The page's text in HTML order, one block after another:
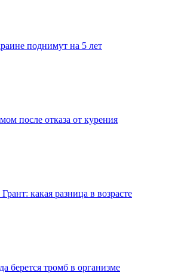
поднимут на 5 лет
после отказа от курения
какая разница в возрасте
берется тромб в организме